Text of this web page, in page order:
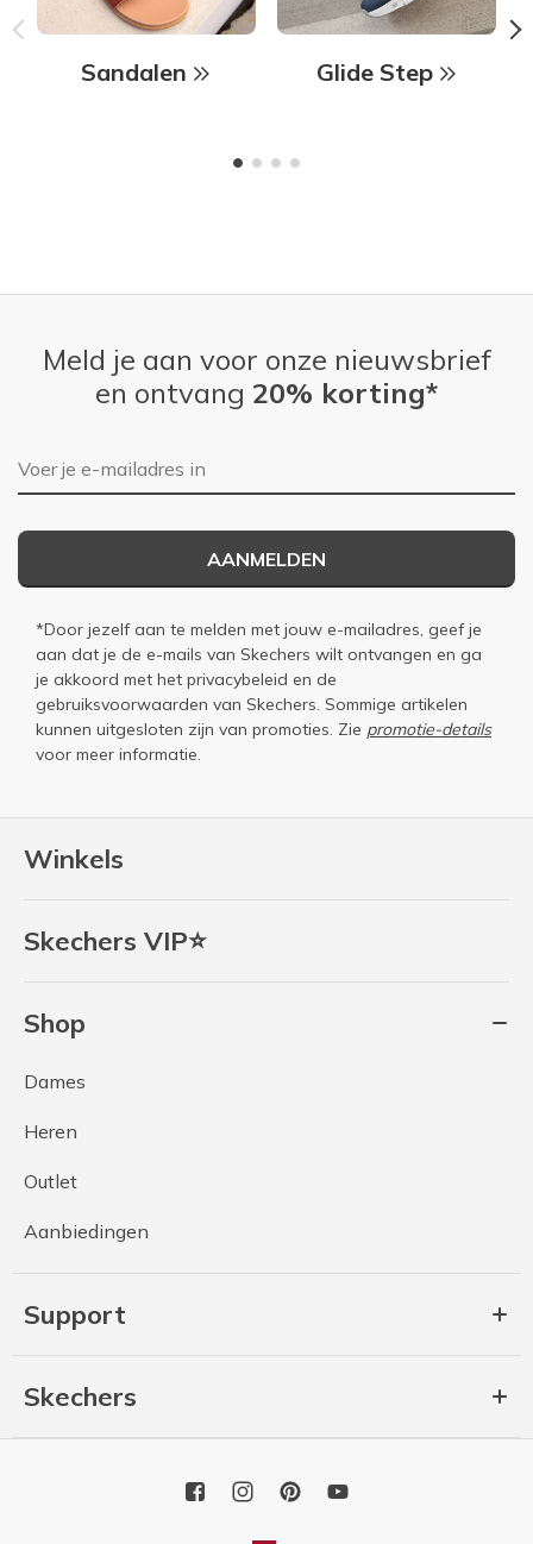
Sandalen Glide Step
Winkels
Skechers VIP⭐
Shop
Dames
Heren
Outlet
Aanbiedingen
Support
Skechers
Meld je aan voor onze nieuwsbrief
en ontvang 20% korting*
E-mailadres
AANMELDEN
*Door jezelf aan te melden met jouw e-mailadres, geef je
aan dat je de e-mails van Skechers wilt ontvangen en ga
je akkoord met het privacybeleid en de
gebruiksvoorwaarden van Skechers. Sommige artikelen
kunnen uitgesloten zijn van promoties. Zie promotie-details
voor meer informatie.